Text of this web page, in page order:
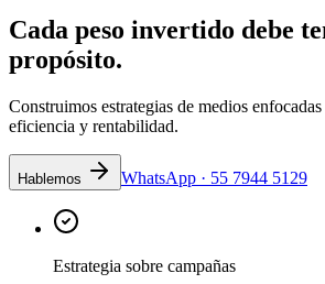
Cada peso invertido debe
propósito.
Construimos estrategias de medios
eficiencia y rentabilidad.
Hablemos WhatsApp · 55 7944 5129
Estrategia sobre campañas